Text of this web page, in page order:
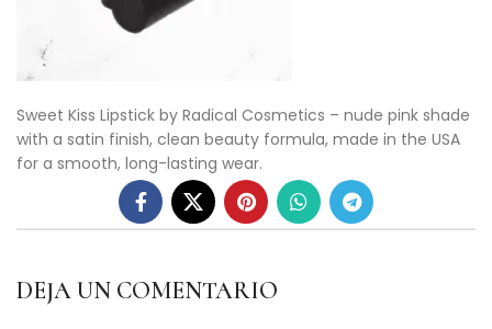
Sweet Kiss Lipstick by Radical Cosmetics – nude pink shade
with a satin finish, clean beauty formula, made in the USA
for a smooth, long-lasting wear.
DEJA UN COMENTARIO